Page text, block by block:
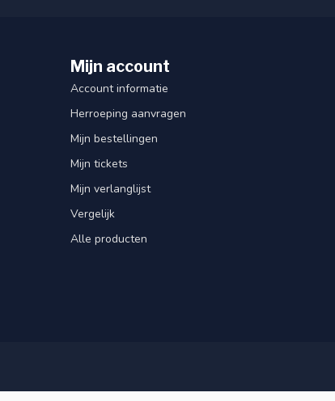
Mijn account
Account informatie
Herroeping aanvragen
Mijn bestellingen
Mijn tickets
Mijn verlanglijst
Vergelijk
Alle producten